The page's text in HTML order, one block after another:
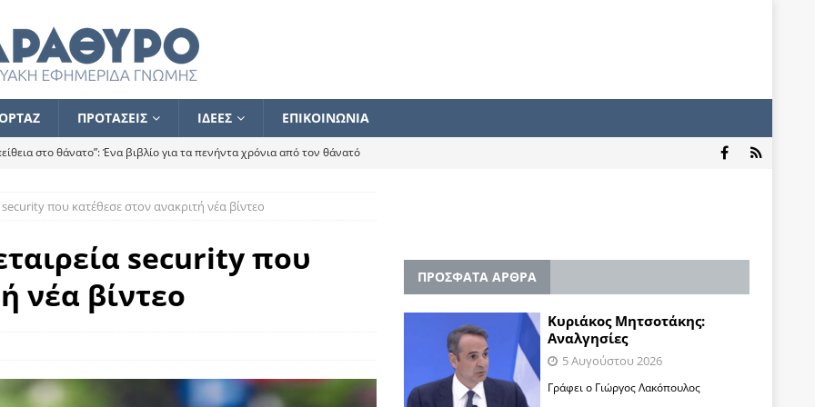
ΠΡΟΤΑΣΕΙΣ ΙΔΕΕΣ ΕΠΙΚΟΙΝΩΝΙΑ
στο θάνατο”: Ένα βιβλίο για τα πενήντα χρόνια από τον θάνατό
το ποιος κοροϊδεύει ποιον Αλέξη
ΑΝΑΓΝΩΣΕΙΣ
ότι δεν υπάρχει παρακολούθηση και κέντρο το οποίο
θερμά όσους σπεύδουν να το ενισχύσουν – Συνεχίζουμε
θα κινηθεί στην αντίθετη κατεύθυνση
των εκλογών
που κατέθεσε στον ανακριτή νέα βίντεο
security που
νέα βίντεο
ΠΡΟΣΦΑΤΑ ΑΡΘΡΑ
Κυριάκος Μητσοτάκης:
Αναλγησίες
5 Αυγούστου 2026
Γράφει ο Γιώργος Λακόπουλος